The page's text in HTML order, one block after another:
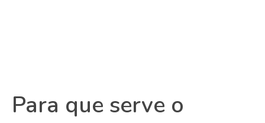
Para que serve o